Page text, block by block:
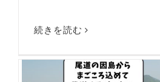
続きを読む